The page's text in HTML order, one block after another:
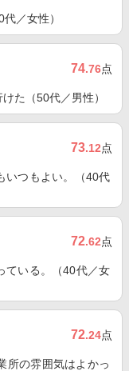
／女性）
74.76点
た（50代／男性）
73.12点
いつもよい。（40代
72.62点
ている。（40代／女
72.24点
所の雰囲気はよかっ